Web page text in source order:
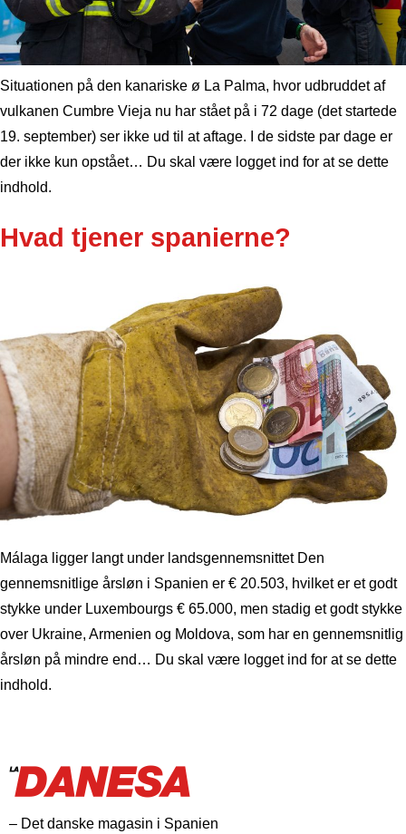
Situationen på den kanariske ø La Palma, hvor udbruddet af
vulkanen Cumbre Vieja nu har stået på i 72 dage (det startede
19. september) ser ikke ud til at aftage. I de sidste par dage er
der ikke kun opstået… Du skal være logget ind for at se dette
indhold.
Hvad tjener spanierne?
Málaga ligger langt under landsgennemsnittet Den
gennemsnitlige årsløn i Spanien er € 20.503, hvilket er et godt
stykke under Luxembourgs € 65.000, men stadig et godt stykke
over Ukraine, Armenien og Moldova, som har en gennemsnitlig
årsløn på mindre end… Du skal være logget ind for at se dette
indhold.
– Det danske magasin i Spanien